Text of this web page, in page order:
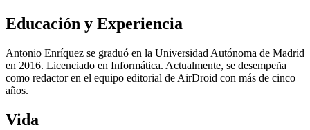
Educación y Experiencia
Antonio Enríquez se graduó en la Universidad Autónoma de Madrid
en 2016. Licenciado en Informática. Actualmente, se desempeña
como redactor en el equipo editorial de AirDroid con más de cinco
años.
Vida